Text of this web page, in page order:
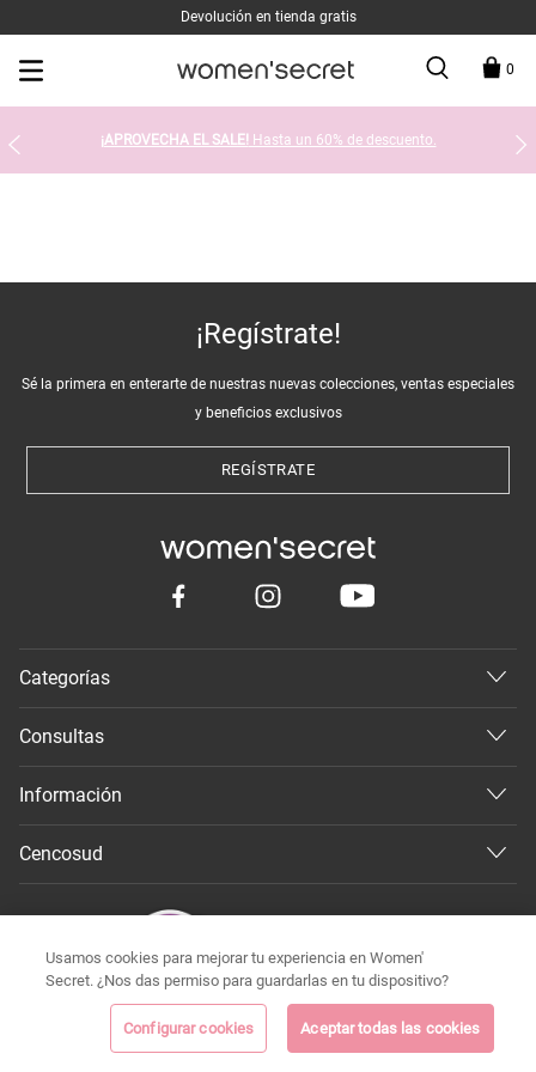
Devolución en tienda gratis
0
¡APROVECHA EL SALE! Hasta un 60% de descuento.
¡Regístrate!
Sé la primera en enterarte de nuestras nuevas colecciones, ventas especiales
y beneficios exclusivos
REGÍSTRATE
Categorías
Consultas
Información
Cencosud
Todos los derechos reservados 2026 ©
Usamos cookies para mejorar tu experiencia en Women'
Secret. ¿Nos das permiso para guardarlas en tu dispositivo?
Configurar cookies Aceptar todas las cookies